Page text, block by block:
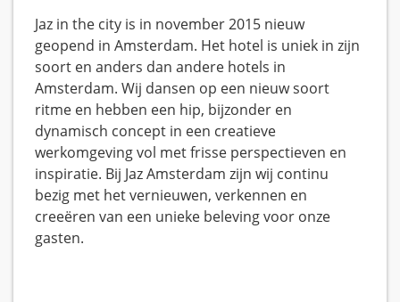
Jaz in the city is in november 2015 nieuw
geopend in Amsterdam. Het hotel is uniek in zijn
soort en anders dan andere hotels in
Amsterdam. Wij dansen op een nieuw soort
ritme en hebben een hip, bijzonder en
dynamisch concept in een creatieve
werkomgeving vol met frisse perspectieven en
inspiratie. Bij Jaz Amsterdam zijn wij continu
bezig met het vernieuwen, verkennen en
creeëren van een unieke beleving voor onze
gasten.